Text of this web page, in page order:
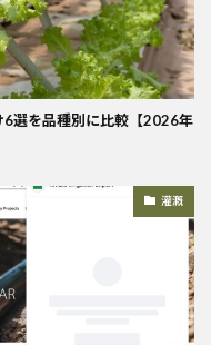
選を品種別に比較【2026年
灌漑